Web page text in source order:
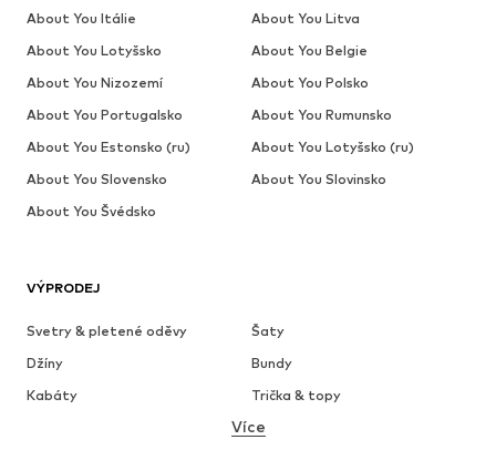
VÝPRODEJ
Svetry & pletené oděvy
Šaty
Džíny
Bundy
Kabáty
Trička & topy
Spodní prádlo
Více
About You Itálie
About You Litva
About You Lotyšsko
About You Belgie
About You Nizozemí
About You Polsko
About You Portugalsko
About You Rumunsko
About You Estonsko (ru)
About You Lotyšsko (ru)
About You Slovensko
About You Slovinsko
About You Švédsko